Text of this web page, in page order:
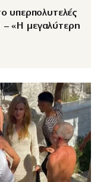
υπερπολυτελές
«Η μεγαλύτερη